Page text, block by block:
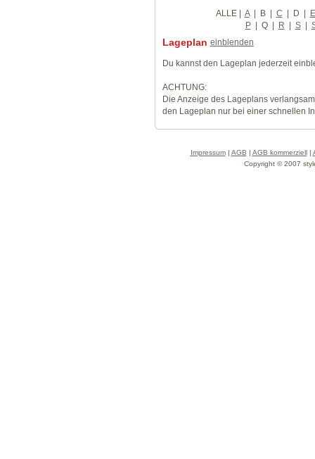
ALLE| A | B | C | D | E
P | Q | R | S |
Lageplan einblenden
Du kannst den Lageplan jederzeit
ACHTUNG:
Die Anzeige des Lageplans
den Lageplan nur bei einer schnellen
Impressum| AGB | AGB kommerziell|
Copyright © 2007